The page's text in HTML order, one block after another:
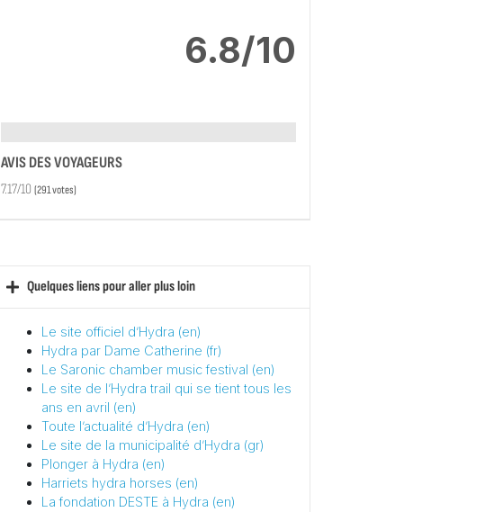
6.8/10
AVIS DES VOYAGEURS
7.17/10 (291votes)
Quelques liens pour aller plus loin
Le site officiel d’Hydra (en)
Hydra par Dame Catherine (fr)
Le Saronic chamber music festival (en)
Le site de l’Hydra trail qui se tient tous les
ans en avril (en)
Toute l’actualité d’Hydra (en)
Le site de la municipalité d’Hydra (gr)
Plonger à Hydra (en)
Harriets hydra horses (en)
La fondation DESTE à Hydra (en)